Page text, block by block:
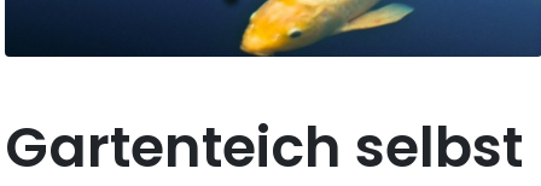
Gartenteich selbst